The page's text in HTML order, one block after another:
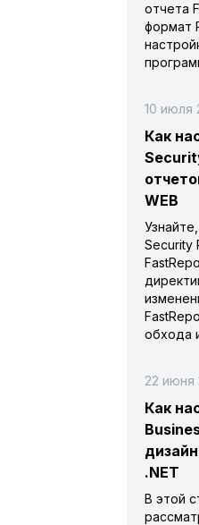
отчета
формат
10 июля
Как
WEB
Security
обхода
22 июня
Как
.NET
В этой